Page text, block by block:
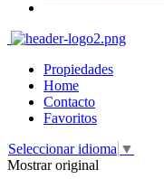
Propiedades
Home
Contacto
Favoritos
Seleccionar idioma ▼
Mostrar original